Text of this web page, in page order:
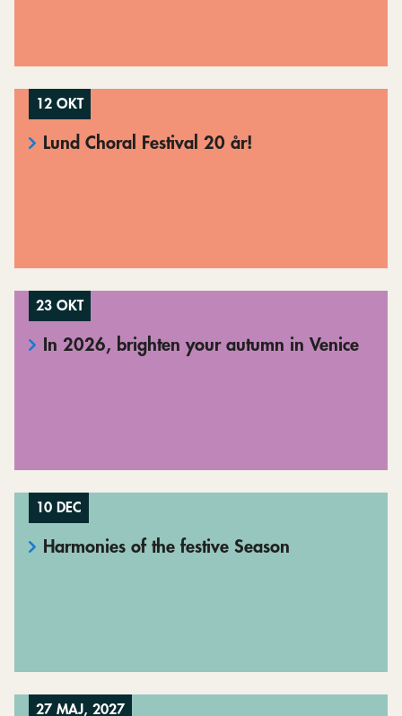
12 OKT
Lund Choral Festival 20 år!
23 OKT
In 2026, brighten your autumn in Venice
10 DEC
Harmonies of the festive Season
27 MAJ, 2027